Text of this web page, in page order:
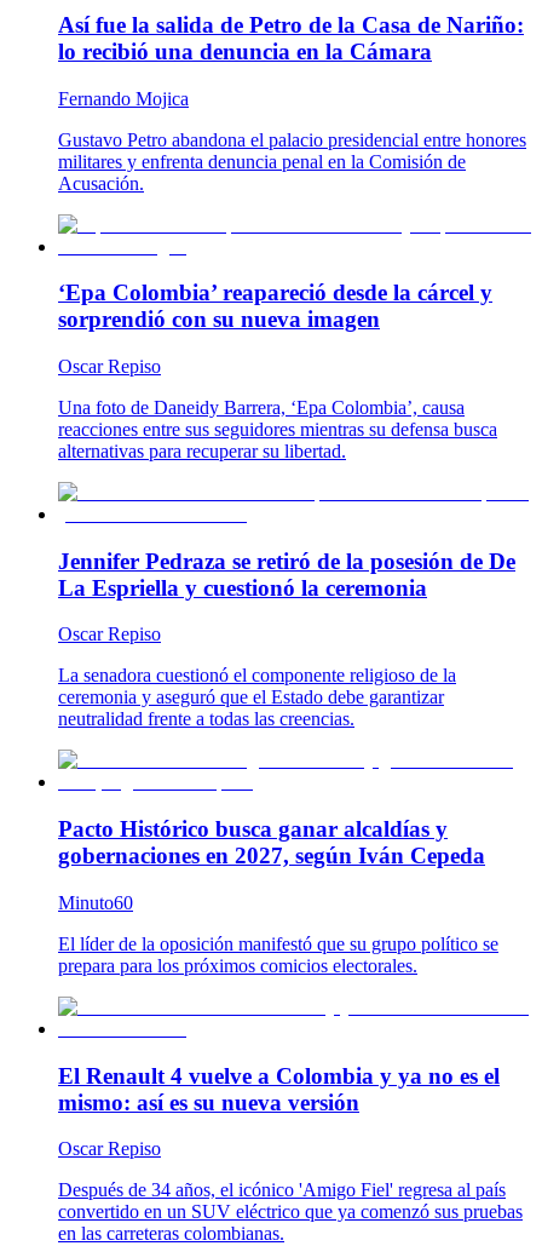
Así fue la salida de Petro de la Casa de Nariño:
lo recibió una denuncia en la Cámara
Fernando Mojica
Gustavo Petro abandona el palacio presidencial entre honores
militares y enfrenta denuncia penal en la Comisión de
Acusación.
‘Epa Colombia’ reapareció desde la cárcel y
sorprendió con su nueva imagen
Oscar Repiso
Una foto de Daneidy Barrera, ‘Epa Colombia’, causa
reacciones entre sus seguidores mientras su defensa busca
alternativas para recuperar su libertad.
Jennifer Pedraza se retiró de la posesión de De
La Espriella y cuestionó la ceremonia
Oscar Repiso
La senadora cuestionó el componente religioso de la
ceremonia y aseguró que el Estado debe garantizar
neutralidad frente a todas las creencias.
Pacto Histórico busca ganar alcaldías y
gobernaciones en 2027, según Iván Cepeda
Minuto60
El líder de la oposición manifestó que su grupo político se
prepara para los próximos comicios electorales.
El Renault 4 vuelve a Colombia y ya no es el
mismo: así es su nueva versión
Oscar Repiso
Después de 34 años, el icónico 'Amigo Fiel' regresa al país
convertido en un SUV eléctrico que ya comenzó sus pruebas
en las carreteras colombianas.